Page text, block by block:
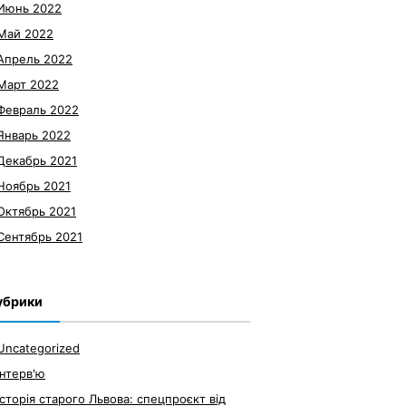
2022
2022
2022
2022
2022
2022
2021
2021
2021
2021
старого Львова: спецпроєкт від